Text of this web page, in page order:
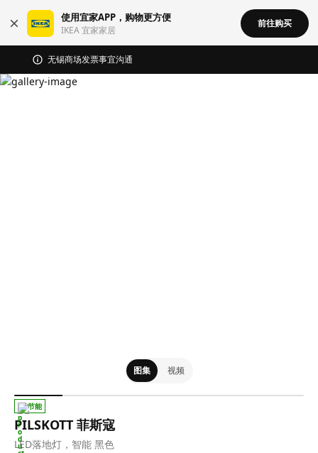
使用宜家APP，购物更方便
IKEA 宜家家居
前往购买
无锡商场发票事宜沟通
图集 视频
节能
PILSKOTT 菲斯寇
LED落地灯，智能 黑色